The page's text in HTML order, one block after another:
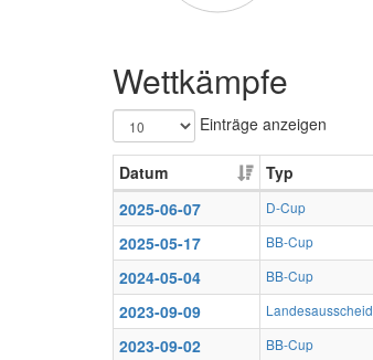
Wettkämpfe
Einträge anzeigen
Datum Typ
2025-06-07
D-Cup
2025-05-17
BB-Cup
2024-05-04
BB-Cup
2023-09-09
Landesausscheid
2023-09-02
BB-Cup